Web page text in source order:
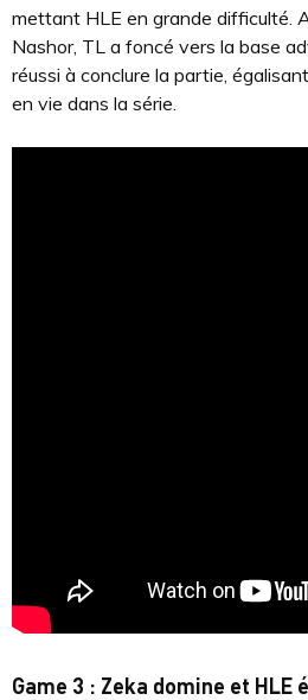
mettant HLE en grande difficulté.
Nashor, TL a foncé vers la base
réussi à conclure la partie,
en vie dans la série.
Game 3 : Zeka domine et